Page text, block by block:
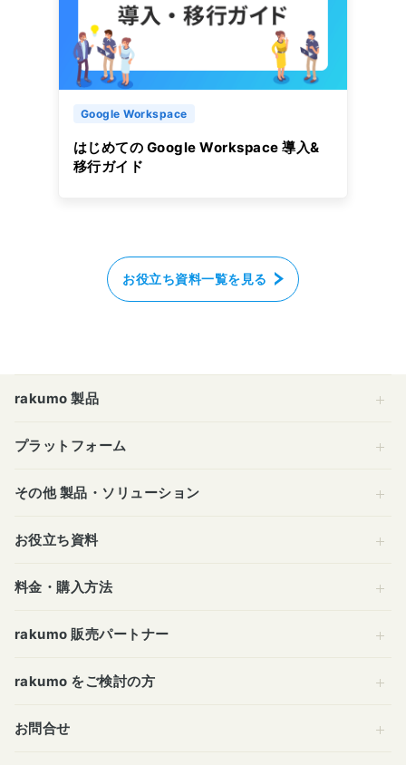
Google Workspace
はじめての Google Workspace 導入&
移行ガイド
お役立ち資料一覧を見る
rakumo 製品
プラットフォーム
その他 製品・ソリューション
お役立ち資料
料金・購入方法
rakumo 販売パートナー
rakumo をご検討の方
お問合せ